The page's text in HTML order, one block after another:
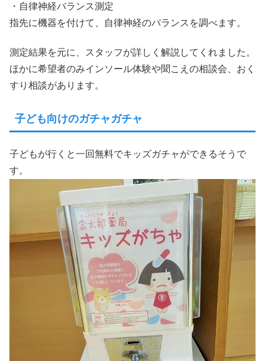
・自律神経バランス測定
指先に機器を付けて、自律神経のバランスを調べます。
測定結果を元に、スタッフが詳しく解説してくれました。
ほかに希望者のみインソール体験や聞こえの相談会、おく
すり相談があります。
子ども向けのガチャガチャ
子どもが行くと一回無料でキッズガチャができるそうで
す。